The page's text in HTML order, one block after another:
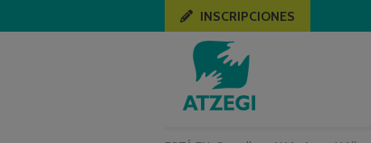
INSCRIPCIONES